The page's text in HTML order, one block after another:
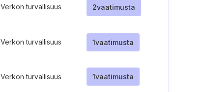
Verkon turvallisuus 2vaatimusta
Verkon turvallisuus 1vaatimusta
Verkon turvallisuus 1vaatimusta